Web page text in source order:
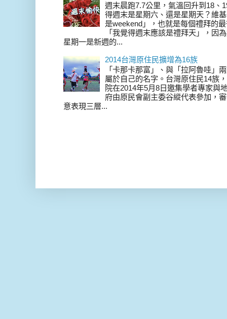
週末晨跑7.7公里，氣溫回升到18、
得週末是星期六、還是星期天？維
是weekend」，也就是每個禮拜的
「我覺得週末應該是禮拜天」，因
星期一是新週的...
2014台灣原住民擴增為16族
「卡那卡那富」、與「拉阿魯哇」
屬於自己的名字。台灣原住民14族
院在2014年5月8日邀集學者專家與
府由原民會副主委谷縱代表參加，
意表現三層...